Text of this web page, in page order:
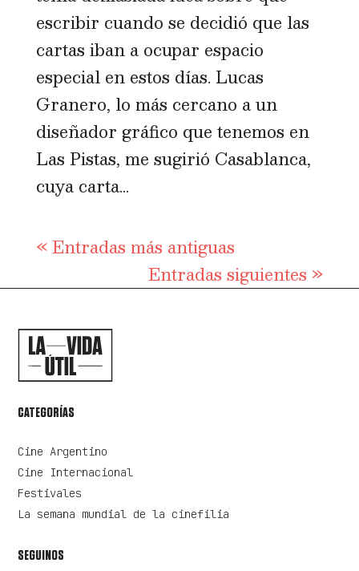
escribir cuando se decidió que las
cartas iban a ocupar espacio
especial en estos días. Lucas
Granero, lo más cercano a un
diseñador gráfico que tenemos en
Las Pistas, me sugirió Casablanca,
cuya carta...
« Entradas más antiguas
Entradas siguientes »
CATEGORÍAS
Cine Argentino
Cine Internacional
Festivales
La semana mundial de la cinefilia
SEGUINOS